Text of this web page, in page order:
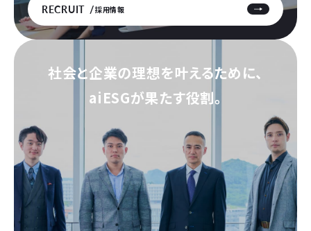
RECRUIT 採用情報
社会と企業の理想を叶えるために、
aiESGが果たす役割。